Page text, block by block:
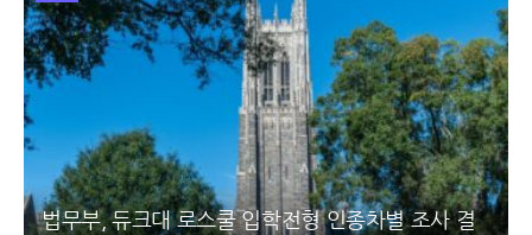
법무부, 듀크대 로스쿨 입학전형 인종차별 조사 결